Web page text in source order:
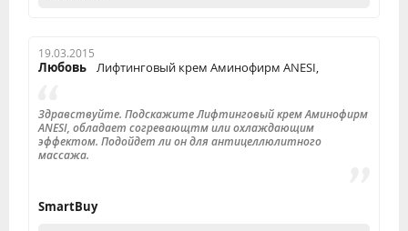
19.03.2015
Любовь Лифтинговый крем Аминофирм ANESI,
Здравствуйте. Подскажите Лифтинговый крем Аминофирм
ANESI, обладает согревающтм или охлаждающим
эффектом. Подойдет ли он для антицеллюлитного
массажа.
SmartBuy